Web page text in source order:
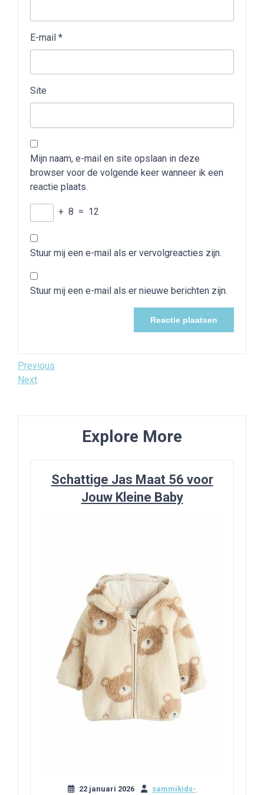
E-mail *
Site
Mijn naam, e-mail en site opslaan in deze
browser voor de volgende keer wanneer ik een
reactie plaats.
+ 8 = 12
Stuur mij een e-mail als er vervolgreacties zijn.
Stuur mij een e-mail als er nieuwe berichten zijn.
Bericht
navigatie
Previous
Post
Previous
Next
Next
Explore More
Schattige Jas Maat 56 voor
Jouw Kleine Baby
22 januari 2026 sammikids-